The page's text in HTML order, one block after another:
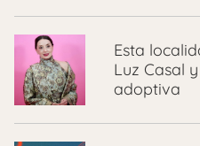
Esta
Luz Casal
adoptiva